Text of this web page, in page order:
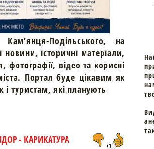
Подільського, на
новини, історичні матеріали,
фотографії, відео та корисні
Портал буде цікавим як
туристам, які планують
- КАРИКАТУРА
+1